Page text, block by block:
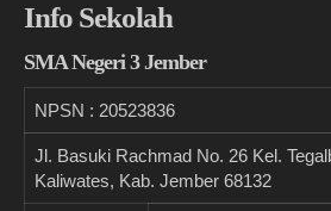
Info Sekolah
SMA Negeri 3 Jember
NPSN : 20523836
Jl. Basuki Rachmad No. 26 Kel.
Kaliwates, Kab. Jember 68132